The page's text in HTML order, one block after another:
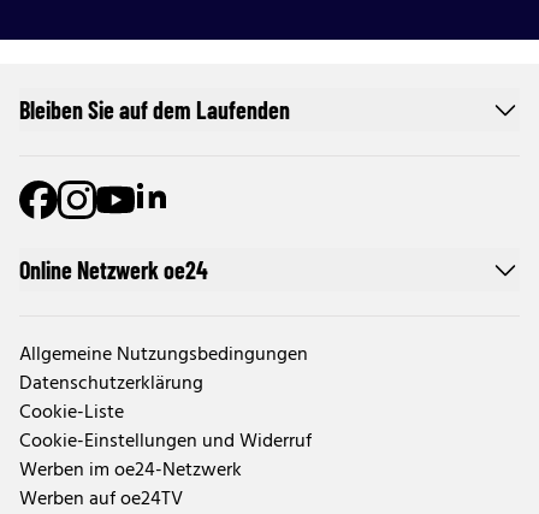
Online Netzwerk oe24
Allgemeine Nutzungsbedingungen
Datenschutzerklärung
Cookie-Liste
Cookie-Einstellungen und Widerruf
Werben im oe24-Netzwerk
Werben auf oe24TV
Bleiben Sie auf dem Laufenden